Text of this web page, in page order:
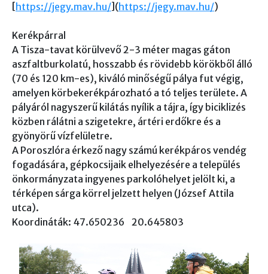
[https://jegy.mav.hu/](https://jegy.mav.hu/)
Kerékpárral
A Tisza-tavat körülvevő 2-3 méter magas gáton
aszfaltburkolatú, hosszabb és rövidebb körökből álló
(70 és 120 km-es), kiváló minőségű pálya fut végig,
amelyen körbekerékpározható a tó teljes területe. A
pályáról nagyszerű kilátás nyílik a tájra, így biciklizés
közben rálátni a szigetekre, ártéri erdőkre és a
gyönyörű vízfelületre.
A Poroszlóra érkező nagy számú kerékpáros vendég
fogadására, gépkocsijaik elhelyezésére a település
önkormányzata ingyenes parkolóhelyet jelölt ki, a
térképen sárga körrel jelzett helyen (József Attila
utca).
Koordináták: 47.650236 20.645803